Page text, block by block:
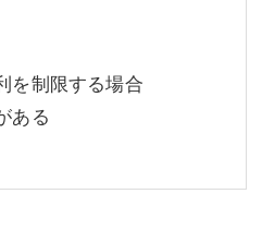
を制限する場合
ある